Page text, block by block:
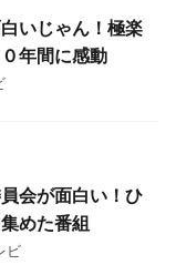
いじゃん！極楽
年間に感動
会が面白い！ひ
めた番組
ビ